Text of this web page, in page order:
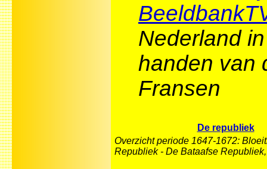
Nederland in
handen van
Fransen
De republiek
Overzicht periode 1647-1672:
Republiek - De Bataafse